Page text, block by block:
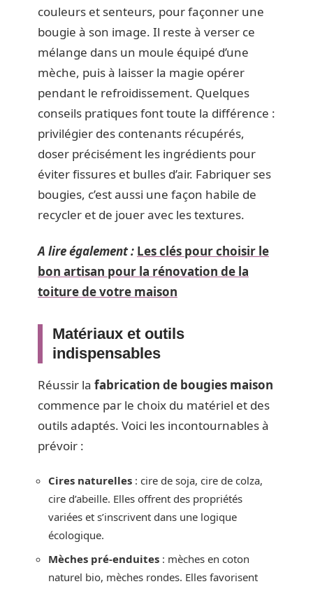
couleurs et senteurs, pour façonner une
bougie à son image. Il reste à verser ce
mélange dans un moule équipé d’une
mèche, puis à laisser la magie opérer
pendant le refroidissement. Quelques
conseils pratiques font toute la différence :
privilégier des contenants récupérés,
doser précisément les ingrédients pour
éviter fissures et bulles d’air. Fabriquer ses
bougies, c’est aussi une façon habile de
recycler et de jouer avec les textures.
A lire également : Les clés pour choisir le
bon artisan pour la rénovation de la
toiture de votre maison
Matériaux et outils
indispensables
Réussir la fabrication de bougies maison
commence par le choix du matériel et des
outils adaptés. Voici les incontournables à
prévoir :
Cires naturelles : cire de soja, cire de colza,
cire d’abeille. Elles offrent des propriétés
variées et s’inscrivent dans une logique
écologique.
Mèches pré-enduites : mèches en coton
naturel bio, mèches rondes. Elles favorisent